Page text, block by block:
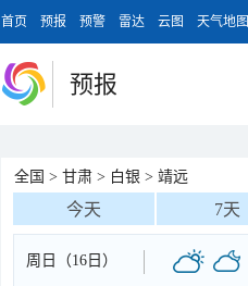
首页 预报 预警 雷达 云图 天气地图
预报
全国 > 甘肃 > 白银 > 靖远
今天 7天
周日（16日）